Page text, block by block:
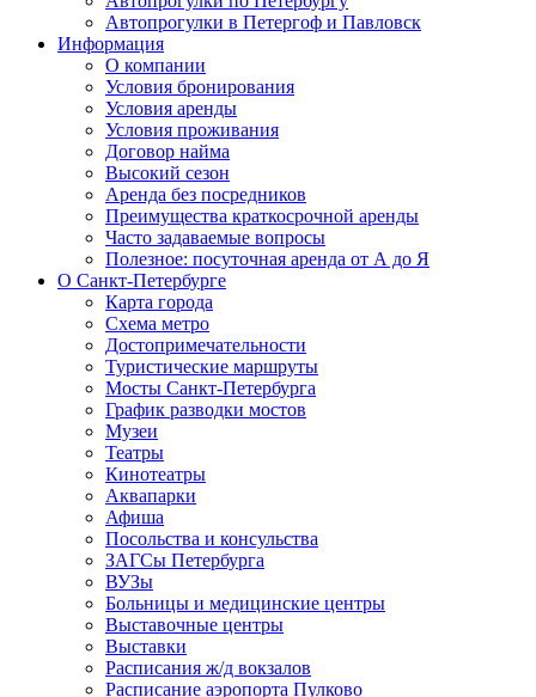
Автопрогулки в Петергоф и Павловск
Информация
О компании
Условия бронирования
Условия аренды
Условия проживания
Договор найма
Высокий сезон
Аренда без посредников
Преимущества краткосрочной аренды
Часто задаваемые вопросы
Полезное: посуточная аренда от А до Я
О Санкт-Петербурге
Карта города
Схема метро
Достопримечательности
Туристические маршруты
Мосты Санкт-Петербурга
График разводки мостов
Музеи
Театры
Кинотеатры
Аквапарки
Афиша
Посольства и консульства
ЗАГСы Петербурга
ВУЗы
Больницы и медицинские центры
Выставочные центры
Выставки
Расписания ж/д вокзалов
Расписание аэропорта Пулково